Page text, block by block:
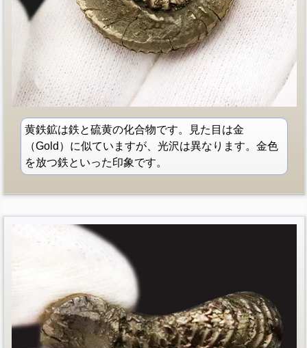
黄鉄鉱は鉄と硫黄の化合物です。見た目は金
（Gold）に似ていますが、光沢は異なります。金色
を放つ鉄といった印象です。